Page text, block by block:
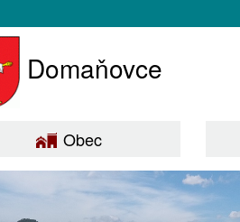
Domaňovce
Obec